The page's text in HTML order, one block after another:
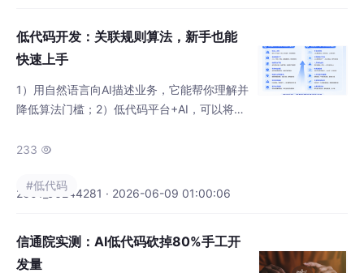
择猫拽等支持跨平台开发的工具，小微企业适
用明道云等无代码方案
低代码开发：关联规则算法，新手也能
快速上手
1）用自然语言向AI描述业务，它能帮你理解并
降低算法门槛；2）低代码平台+AI，可以将复
3）微调和避坑是成功的关键，务必在提示词
可行动步骤：今天就可以打开你的JNPF平
低代码开发的坚实第一步。
233 
2601_96244281 · 2026-06-09 01:00:06
#低代码
信通院实测：AI低代码砍掉80%手工开
发量